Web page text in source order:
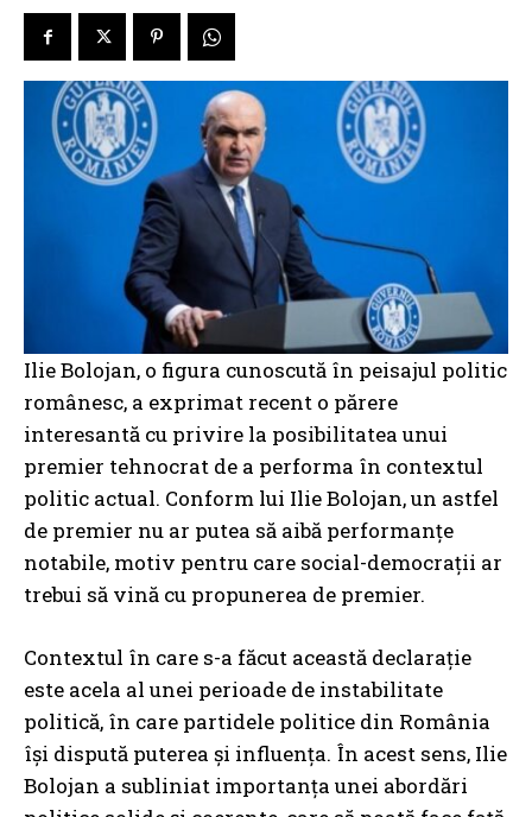
Ilie Bolojan, o figura cunoscută în peisajul politic
românesc, a exprimat recent o părere
interesantă cu privire la posibilitatea unui
premier tehnocrat de a performa în contextul
politic actual. Conform lui Ilie Bolojan, un astfel
de premier nu ar putea să aibă performanțe
notabile, motiv pentru care social-democrații ar
trebui să vină cu propunerea de premier.
Contextul în care s-a făcut această declarație
este acela al unei perioade de instabilitate
politică, în care partidele politice din România
își dispută puterea și influența. În acest sens, Ilie
Bolojan a subliniat importanța unei abordări